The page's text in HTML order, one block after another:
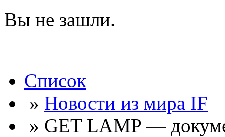
Вы не зашли.
Список
» Новости из мира IF
» GET LAMP —